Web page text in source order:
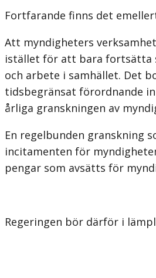
Fortfarande finns det
Att myndigheters
istället för att bara fortsätta
och arbete i samhället. Det
tidsbegränsat förordnande
årliga granskningen av
En regelbunden granskning
incitamenten för
pengar som avsätts för
Regeringen bör därför i